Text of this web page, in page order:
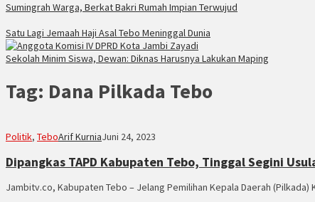
Sumingrah Warga, Berkat Bakri Rumah Impian Terwujud
Satu Lagi Jemaah Haji Asal Tebo Meninggal Dunia
Sekolah Minim Siswa, Dewan: Diknas Harusnya Lakukan Maping
Tag: Dana Pilkada Tebo
Politik, TeboArif KurniaJuni 24, 2023
Dipangkas TAPD Kabupaten Tebo, Tinggal Segini
Jambitv.co, Kabupaten Tebo – Jelang Pemilihan Kepala Daerah